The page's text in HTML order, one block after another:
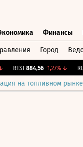
Финансы
Город
RTSI 884,56 -1,27%↓
на топливном